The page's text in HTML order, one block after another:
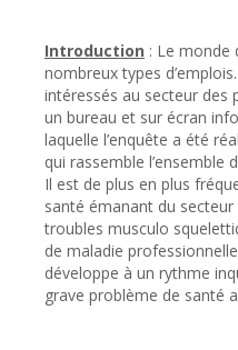
Introduction : Le monde
nombreux types
intéressés au secteur des
un bureau et sur écran
laquelle l’enquête a été
qui rassemble l’ensemble
Il est de plus en plus
santé émanant du
troubles musculo
de maladie
développe à un rythme
grave problème de santé